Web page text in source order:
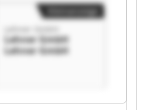
Lehner GmbH
Lehner GmbH
Lehner GmbH